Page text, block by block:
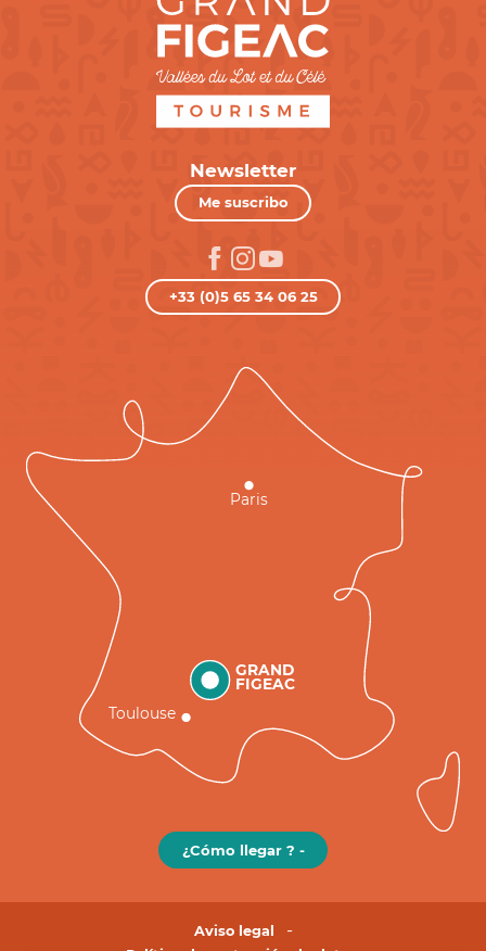
Newsletter
Me suscribo
+33 (0)5 65 34 06 25
GRAND
FIGEAC
Toulouse
Paris
¿Cómo llegar ? -
Aviso legal